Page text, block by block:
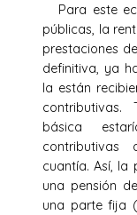
Para este
públicas, la
prestaciones
definitiva, ya
la están
básica
contributivas
cuantía. Así, la
una pensión
una parte fija